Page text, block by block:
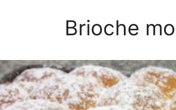
Brioche